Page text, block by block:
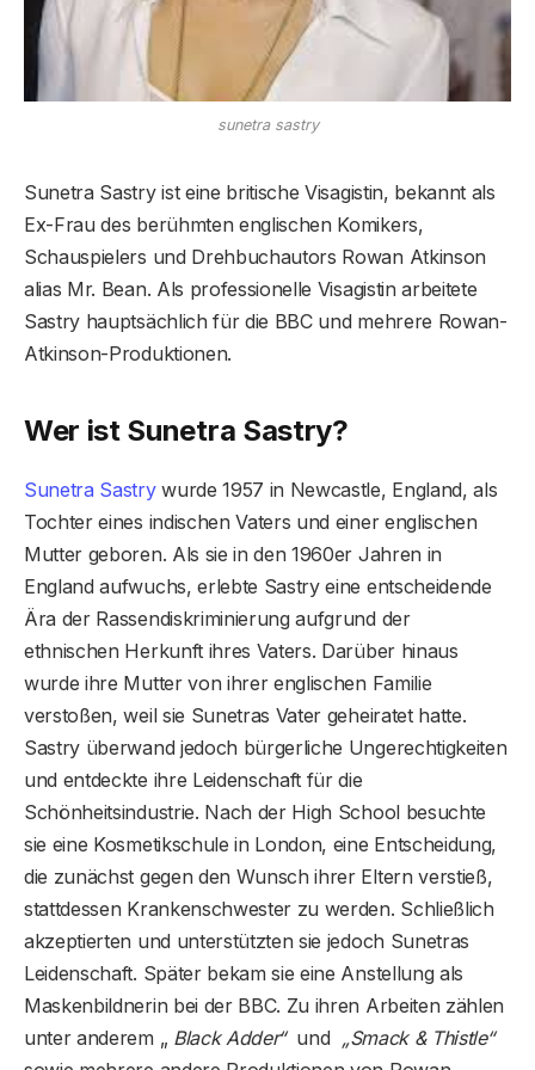
sunetra sastry
Sunetra Sastry ist eine britische Visagistin, bekannt als
Ex-Frau des berühmten englischen Komikers,
Schauspielers und Drehbuchautors Rowan Atkinson
alias Mr. Bean. Als professionelle Visagistin arbeitete
Sastry hauptsächlich für die BBC und mehrere Rowan-
Atkinson-Produktionen.
Wer ist Sunetra Sastry?
Sunetra Sastrywurde 1957 in Newcastle, England, als
Tochter eines indischen Vaters und einer englischen
Mutter geboren. Als sie in den 1960er Jahren in
England aufwuchs, erlebte Sastry eine entscheidende
Ära der Rassendiskriminierung aufgrund der
ethnischen Herkunft ihres Vaters. Darüber hinaus
wurde ihre Mutter von ihrer englischen Familie
verstoßen, weil sie Sunetras Vater geheiratet hatte.
Sastry überwand jedoch bürgerliche Ungerechtigkeiten
und entdeckte ihre Leidenschaft für die
Schönheitsindustrie. Nach der High School besuchte
sie eine Kosmetikschule in London, eine Entscheidung,
die zunächst gegen den Wunsch ihrer Eltern verstieß,
stattdessen Krankenschwester zu werden. Schließlich
akzeptierten und unterstützten sie jedoch Sunetras
Leidenschaft. Später bekam sie eine Anstellung als
Maskenbildnerin bei der BBC. Zu ihren Arbeiten zählen
unter anderem „ Black Adder“und „Smack & Thistle“